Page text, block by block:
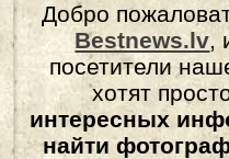
Добро
Bestnews.lv,
посетители
хотят
интересных
найти